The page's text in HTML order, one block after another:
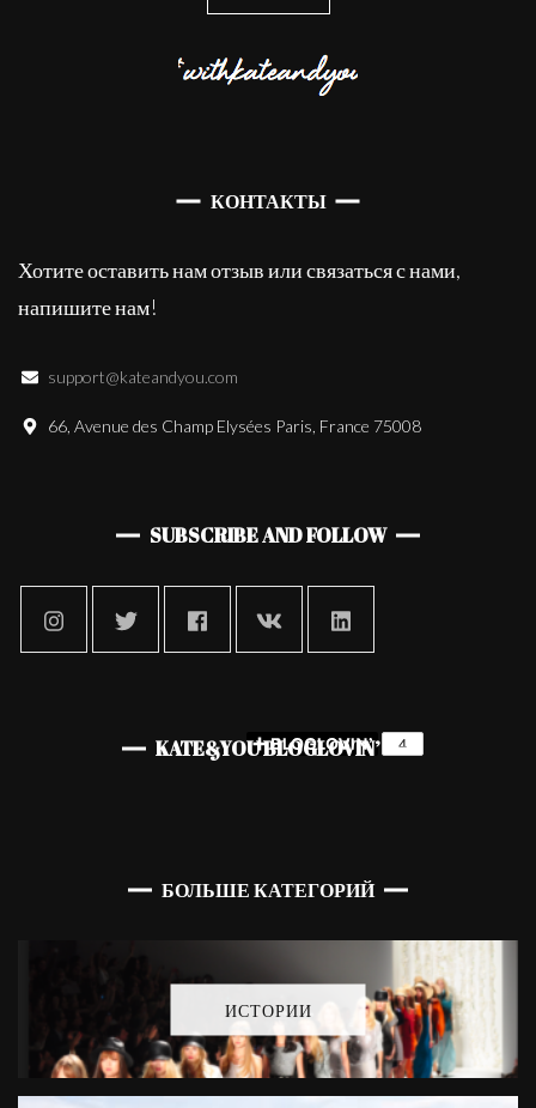
КОНТАКТЫ
Хотите оставить нам отзыв или связаться с нами,
напишите нам!
support@kateandyou.com
66, Avenue des Champ Elysées Paris, France 75008
SUBSCRIBE AND FOLLOW
KATE&YOU BLOGLOVIN’
БОЛЬШЕ КАТЕГОРИЙ
ИСТОРИИ